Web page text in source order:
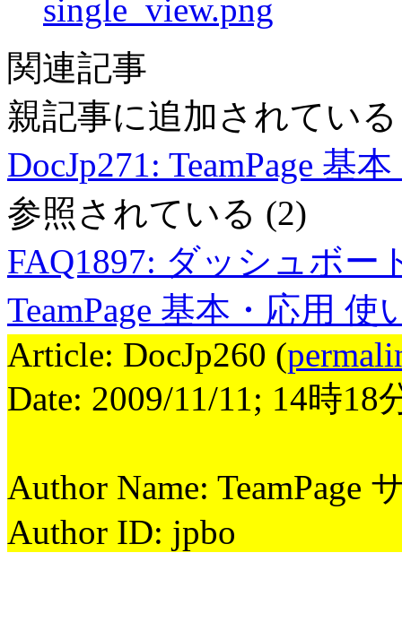
single_view.png
関連記事
親記事に追加されてい
DocJp271: TeamPage 基
参照されている (2)
FAQ1897: ダッシュボー
TeamPage 基本・応用
Article: DocJp260 (
Date: 2009/11/11; 14時18
Author Name: TeamPage
Author ID: jpbo